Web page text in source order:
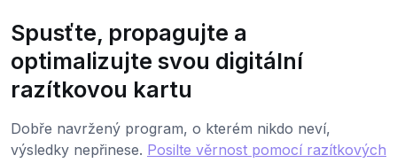
Spusťte, propagujte a
optimalizujte svou digitální
razítkovou kartu
Dobře navržený program, o kterém nikdo neví,
výsledky nepřinese. Posilte věrnost pomocí razítkových